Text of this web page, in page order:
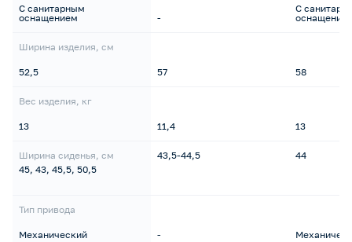
С санитарным
оснащением
Ширина изделия, см
52,5
Вес изделия, кг
13
Ширина сиденья, см
45, 43, 45,5, 50,5
Тип привода
Механический
-
57
11,4
43,5-44,5
-
С
58
13
44